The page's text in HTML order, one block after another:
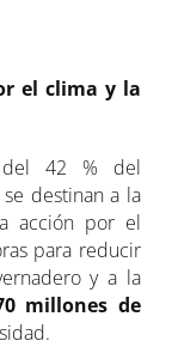
el clima y la
del 42 % del
destinan a la
acción por el
para reducir
y a la
millones de